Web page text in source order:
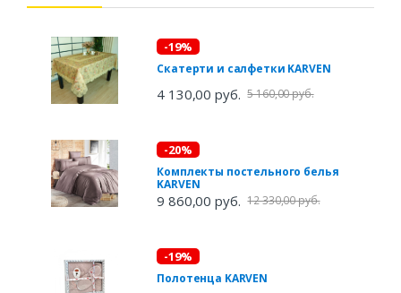
-19%
Скатерти и салфетки KARVEN
4 130,00 руб. 5 160,00 руб.
-20%
Комплекты постельного белья
KARVEN
9 860,00 руб. 12 330,00 руб.
-19%
Полотенца KARVEN